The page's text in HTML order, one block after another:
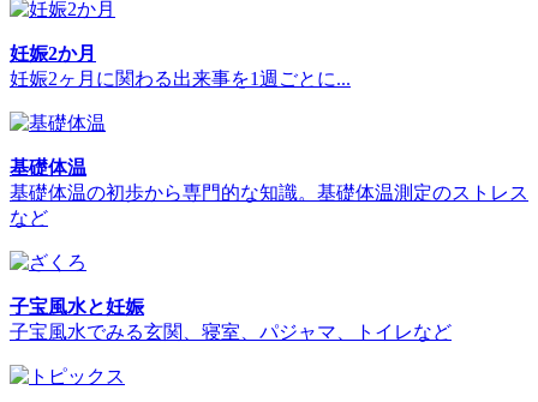
妊娠2か月
妊娠2ヶ月に関わる出来事を1週ごとに...
基礎体温
基礎体温の初歩から専門的な知識。基礎体温測定のストレス
など
子宝風水と妊娠
子宝風水でみる玄関、寝室、パジャマ、トイレなど